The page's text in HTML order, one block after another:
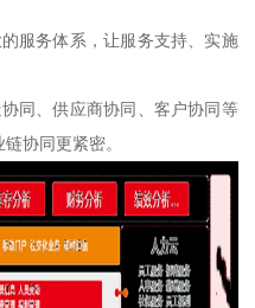
服务体系，让服务支持、实施
同、供应商协同、客户协同等
协同更紧密。